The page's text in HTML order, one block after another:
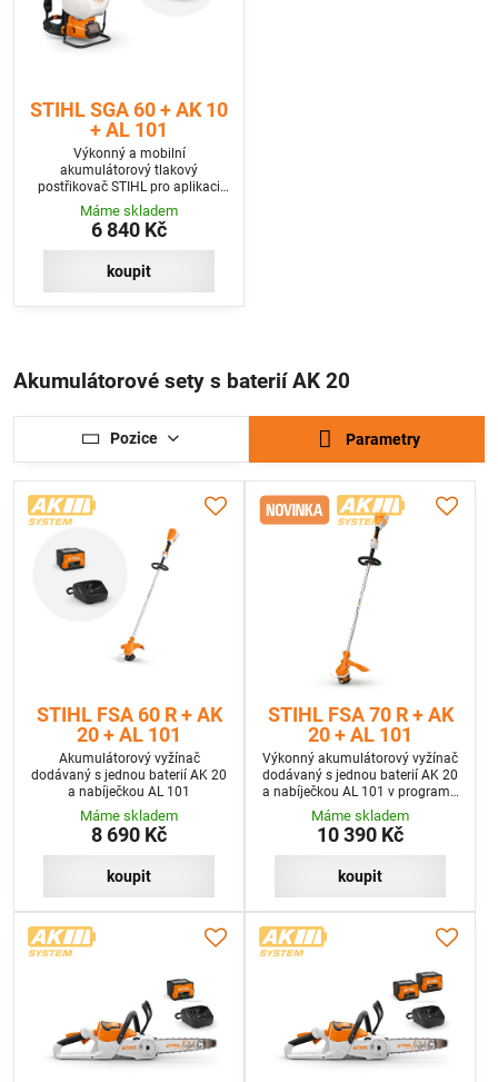
STIHL SGA 60 + AK 10
+ AL 101
Výkonný a mobilní
akumulátorový tlakový
postřikovač STIHL pro aplikaci
hnojiv, pesticidů nebo vody –
ideální pro domácí použití.
Včetně 1 baterie a nabíječky.
Máme skladem
6 840 Kč
koupit
Akumulátorové sety s baterií AK 20
Pozice Parametry
STIHL FSA 60 R + AK
20 + AL 101
Akumulátorový vyžínač
dodávaný s jednou baterií AK 20
a nabíječkou AL 101
Máme skladem
8 690 Kč
koupit
STIHL FSA 70 R + AK
20 + AL 101
Výkonný akumulátorový vyžínač
dodávaný s jednou baterií AK 20
a nabíječkou AL 101 v programu
SET
Máme skladem
10 390 Kč
koupit